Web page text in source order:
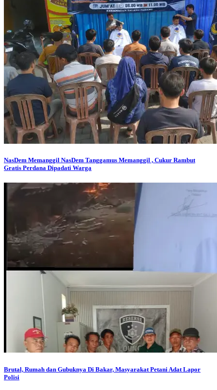
NasDem Memanggil NasDem Tanggamus Memanggil , Cukur Rambut
Gratis Perdana Dipadati Warga
Brutal, Rumah dan Gubuknya Di Bakar, Masyarakat Petani Adat Lapor
Polisi